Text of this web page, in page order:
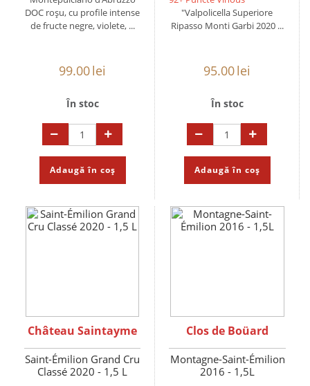
DOC roșu, cu profile intense
de fructe negre, violete, ...
99.00lei
În stoc
Adaugă în coș
"Valpolicella Superiore
Ripasso Monti Garbi 2020 ...
95.00lei
În stoc
Adaugă în coș
Château Saintayme
Saint-Émilion Grand Cru
Classé 2020 - 1,5 L
Clos de Boüard
Montagne-Saint-Émilion
2016 - 1,5L